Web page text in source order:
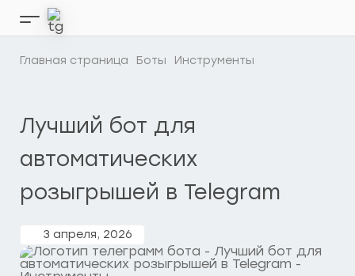
Перейти
содержимому
Кнопка
бокового
меню
Главная страница Боты Инструменты
Лучший бот для
автоматических
розыгрышей в Telegram
3 апреля, 2026